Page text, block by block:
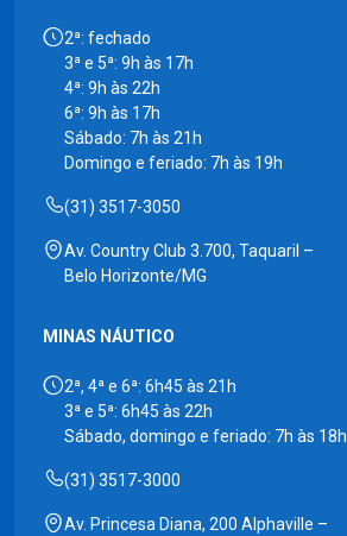
2ª: fechado
3ª e 5ª: 9h às 17h
4ª: 9h às 22h
6ª: 9h às 17h
Sábado: 7h às 21h
Domingo e feriado: 7h às 19h
(31) 3517-3050
Av. Country Club 3.700, Taquaril –
Belo Horizonte/MG
MINAS NÁUTICO
2ª, 4ª e 6ª: 6h45 às 21h
3ª e 5ª: 6h45 às 22h
Sábado, domingo e feriado: 7h às 18h
(31) 3517-3000
Av. Princesa Diana, 200 Alphaville –